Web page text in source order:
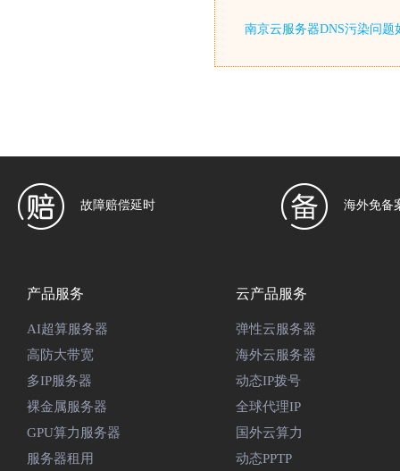
南京云服务器DNS污染问题
故障赔偿延时 海外免备
产品服务
AI超算服务器
高防大带宽
多IP服务器
裸金属服务器
GPU算力服务器
服务器租用
云产品服务
弹性云服务器
海外云服务器
动态IP拨号
全球代理IP
国外云算力
动态PPTP